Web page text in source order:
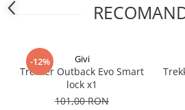
-12% Givi
Trekker Outback Evo Smart
lock x1
101,00 RON